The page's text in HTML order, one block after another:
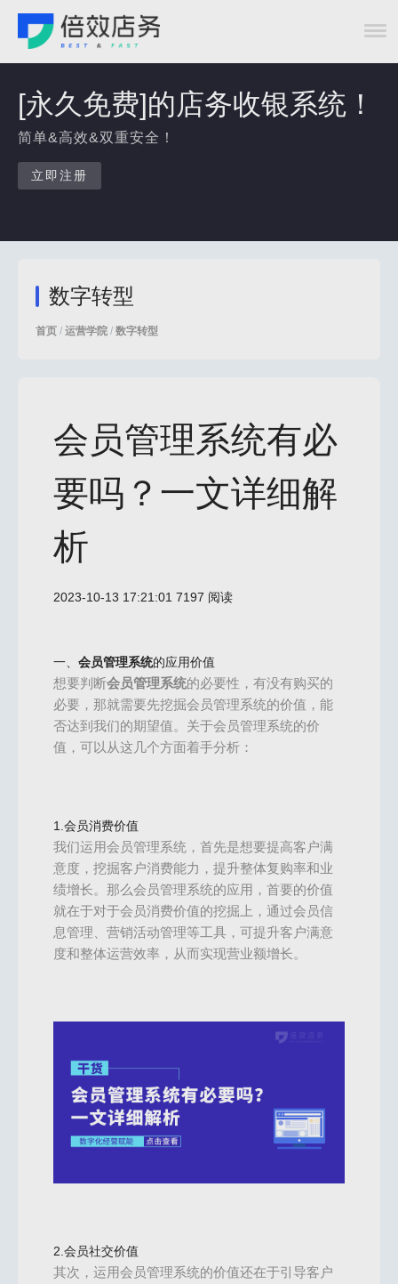
[永久免费]的店务收银系统！
简单&高效&双重安全！
立即注册
数字转型
首页 / 运营学院 / 数字转型
会员管理系统有必
要吗？一文详细解
析
2023-10-13 17:21:01 7197 阅读
一、 会员管理系统的应用价值
想要判断会员管理系统的必要性，有没有购买的
必要，那就需要先挖掘会员管理系统的价值，能
否达到我们的期望值。关于会员管理系统的价
值，可以从这几个方面着手分析：
1.会员消费价值
我们运用会员管理系统，首先是想要提高客户满
意度，挖掘客户消费能力，提升整体复购率和业
绩增长。那么会员管理系统的应用，首要的价值
就在于对于会员消费价值的挖掘上，通过会员信
息管理、营销活动管理等工具，可提升客户满意
度和整体运营效率，从而实现营业额增长。
2.会员社交价值
其次，运用会员管理系统的价值还在于引导客户